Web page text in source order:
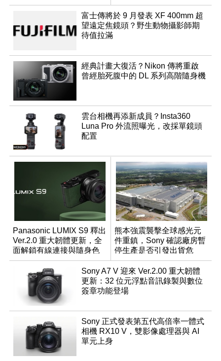
成員？
富士傳將於 9 月發表 XF 400mm 超
望遠定焦鏡頭？野生動物攝影師期
待值拉滿
經典計畫大復活？Nikon 傳將重啟
曾經胎死腹中的 DL 系列高階隨身機
雲台相機再添新成員？Insta360
Luna Pro 外流照曝光，改採單鏡頭
配置
Panasonic LUMIX S9 釋出
Ver.2.0 重大韌體更新，全
面解鎖有線連接與隨身色
調編輯
熊本強震襲擊全球感光元
件重鎮，Sony 確認廠房暫
停生產是否引發出貨危
機？
Sony A7 V 迎來 Ver.2.00 重大韌體
更新：32 位元浮點音訊錄製與數位
簽章功能登場
Sony 正式發表第五代高倍率一體式
相機 RX10 V，雙影像處理器與 AI
單元上身